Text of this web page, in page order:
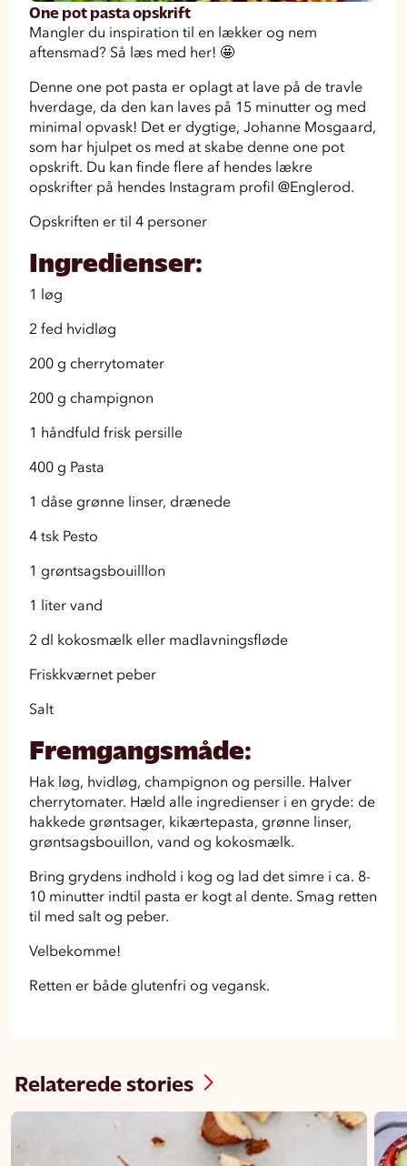
One pot pasta opskrift
Mangler du inspiration til en lækker og nem
aftensmad? Så læs med her! 🤩
Denne one pot pasta er oplagt at lave på de travle
hverdage, da den kan laves på 15 minutter og med
minimal opvask! Det er dygtige, Johanne Mosgaard,
som har hjulpet os med at skabe denne one pot
opskrift. Du kan finde flere af hendes lækre
opskrifter på hendes Instagram profil @Englerod.
Opskriften er til 4 personer
Ingredienser:
1 løg
2 fed hvidløg
200 g cherrytomater
200 g champignon
1 håndfuld frisk persille
400 g Pasta
1 dåse grønne linser, drænede
4 tsk Pesto
1 grøntsagsbouilllon
1 liter vand
2 dl kokosmælk eller madlavningsfløde
Friskkværnet peber
Salt
Fremgangsmåde:
Hak løg, hvidløg, champignon og persille. Halver
cherrytomater. Hæld alle ingredienser i en gryde: de
hakkede grøntsager, kikærtepasta, grønne linser,
grøntsagsbouillon, vand og kokosmælk.
Bring grydens indhold i kog og lad det simre i ca. 8-
10 minutter indtil pasta er kogt al dente. Smag retten
til med salt og peber.
Velbekomme!
Retten er både glutenfri og vegansk.
Relaterede stories